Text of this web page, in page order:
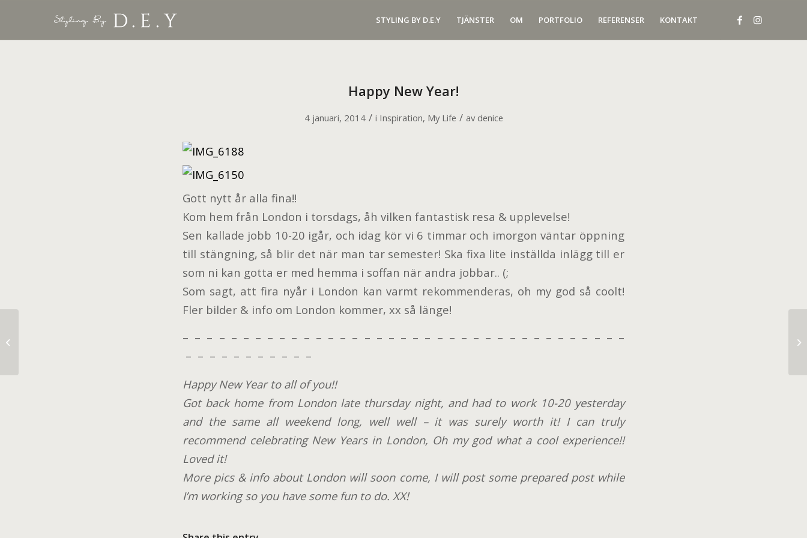
STYLING BY D.E.Y TJÄNSTER OM PORTFOLIO REFERENSER KONTAKT
Happy New Year!
4 januari, 2014 / i Inspiration, My Life / av denice
Gott nytt år alla fina!!
Kom hem från London i torsdags, åh vilken fantastisk resa & upplevelse!
Sen kallade jobb 10-20 igår, och idag kör vi 6 timmar och imorgon väntar öppning
till stängning, så blir det när man tar semester! Ska fixa lite inställda inlägg till er
som ni kan gotta er med hemma i soffan när andra jobbar.. (;
Som sagt, att fira nyår i London kan varmt rekommenderas, oh my god så coolt!
Fler bilder & info om London kommer, xx så länge!
– – – – – – – – – – – – – – – – – – – – – – – – – – – – – – – – – – – – –
– – – – – – – – – – –
Happy New Year to all of you!!
Got back home from London late thursday night, and had to work 10-20 yesterday
and the same all weekend long, well well – it was surely worth it! I can truly
recommend celebrating New Years in London, Oh my god what a cool experience!!
Loved it!
More pics & info about London will soon come, I will post some prepared post while
I’m working so you have some fun to do. XX!